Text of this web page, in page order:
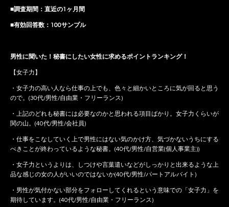
■調査期間：直近の1ヶ月間
■有効回答数：100サンプル
男性に聞いた！秘書にしたい女性に求めるポイントランキング！
【女子力】
・女子力の高い人なら仕事の上でも、色々と細かいところに気が回ると思う
ので。(30代/男性/自由業・フリーランス)
・上記のどれも秘書には必要なのかと思われる項目ばかり。女子力くらいが
関の山。(40代/男性/会社員)
・仕事をこなしていく上で男性にはない気のかけ方、気づかないうちにする
べきことが終わっているような秘書。(40代/男性/自営業(個人事業主))
・女子力というよりは、しつけや言葉遣いなどがしっかりと出来るような上
品な感じの女の人がいいのではないか(40代/男性/パートアルバイト)
・男性が気付かない部分をフォローしてくれるという意味での「女子力」を
期待しています。(40代/男性/自由業・フリーランス)